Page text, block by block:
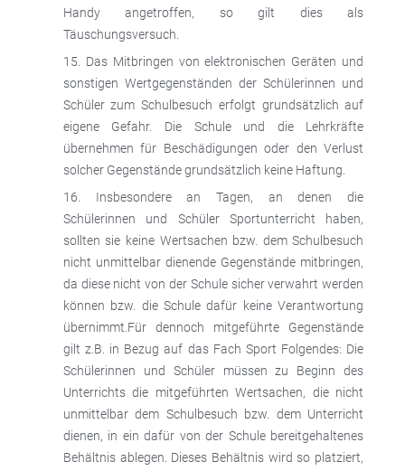
Handy angetroffen, so gilt dies als
Täuschungsversuch.
Das Mitbringen von elektronischen Geräten und
sonstigen Wertgegenständen der Schülerinnen und
Schüler zum Schulbesuch erfolgt grundsätzlich auf
eigene Gefahr. Die Schule und die Lehrkräfte
übernehmen für Beschädigungen oder den Verlust
solcher Gegenstände grundsätzlich keine Haftung.
Insbesondere an Tagen, an denen die
Schülerinnen und Schüler Sportunterricht haben,
sollten sie keine Wertsachen bzw. dem Schulbesuch
nicht unmittelbar dienende Gegenstände mitbringen,
da diese nicht von der Schule sicher verwahrt werden
können bzw. die Schule dafür keine Verantwortung
übernimmt.Für dennoch mitgeführte Gegenstände
gilt z.B. in Bezug auf das Fach Sport Folgendes: Die
Schülerinnen und Schüler müssen zu Beginn des
Unterrichts die mitgeführten Wertsachen, die nicht
unmittelbar dem Schulbesuch bzw. dem Unterricht
dienen, in ein dafür von der Schule bereitgehaltenes
Behältnis ablegen. Dieses Behältnis wird so platziert,